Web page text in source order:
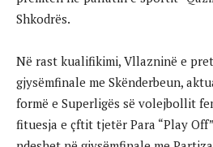
Shkodrës.
Në rast kualifikimi, Vllazninë e
gjysëmfinale me Skënderbeun,
formë e Superligës së volejbollit
fituesja e çftit tjetër Para “Play